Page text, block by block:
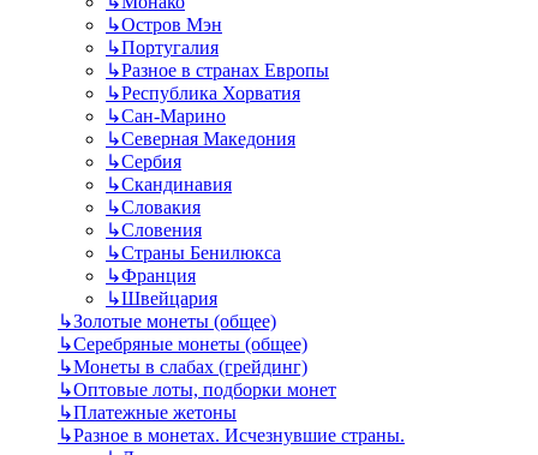
↳Остров Мэн
↳Португалия
↳Разное в странах Европы
↳Республика Хорватия
↳Сан-Марино
↳Северная Македония
↳Сербия
↳Скандинавия
↳Словакия
↳Словения
↳Страны Бенилюкса
↳Франция
↳Швейцария
↳Золотые монеты (общее)
↳Серебряные монеты (общее)
↳Монеты в слабах (грейдинг)
↳Оптовые лоты, подборки монет
↳Платежные жетоны
↳Разное в монетах. Исчезнувшие страны.